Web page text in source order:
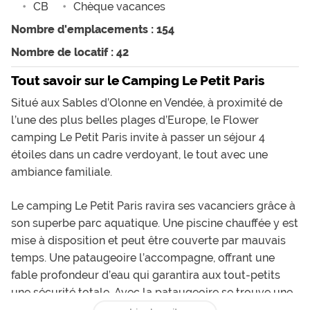
CB
Chèque vacances
Nombre d'emplacements : 154
Nombre de locatif : 42
Tout savoir sur le Camping Le Petit Paris
Situé aux Sables d’Olonne en Vendée, à proximité de
l’une des plus belles plages d’Europe, le Flower
camping Le Petit Paris invite à passer un séjour 4
étoiles dans un cadre verdoyant, le tout avec une
ambiance familiale.
Le camping Le Petit Paris ravira ses vacanciers grâce à
son superbe parc aquatique. Une piscine chauffée y est
mise à disposition et peut être couverte par mauvais
temps. Une pataugeoire l’accompagne, offrant une
fable profondeur d’eau qui garantira aux tout-petits
une sécurité totale. Avec la pataugeoire se trouve une